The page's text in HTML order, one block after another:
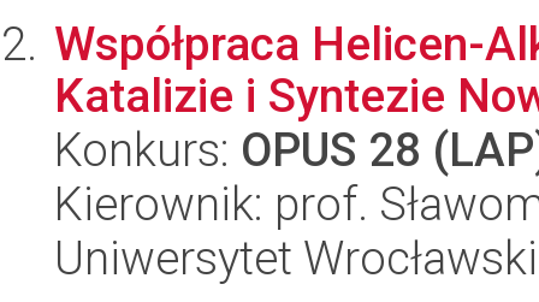
Współpraca Helicen-
Katalizie i Syntezie
Konkurs: OPUS 28
Kierownik: prof.
Uniwersytet Wrocławski